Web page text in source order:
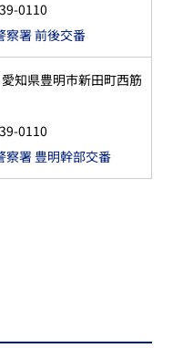
0110
察署 前後交番
知県豊明市新田町西筋
0110
察署 豊明幹部交番